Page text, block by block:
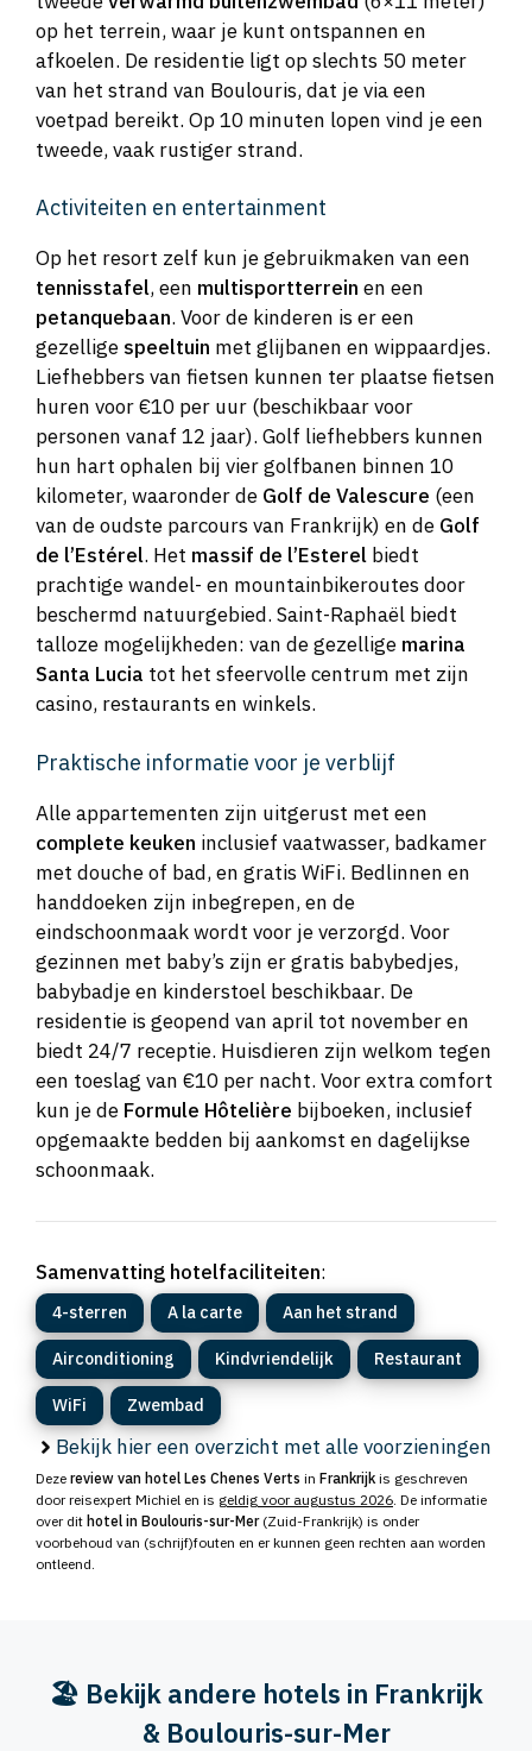
op het terrein, waar je kunt ontspannen en
afkoelen. De residentie ligt op slechts 50 meter
van het strand van Boulouris, dat je via een
voetpad bereikt. Op 10 minuten lopen vind je een
tweede, vaak rustiger strand.
Activiteiten en entertainment
Op het resort zelf kun je gebruikmaken van een
tennisstafel, een multisportterrein en een
petanquebaan. Voor de kinderen is er een
gezellige speeltuin met glijbanen en wippaardjes.
Liefhebbers van fietsen kunnen ter plaatse fietsen
huren voor €10 per uur (beschikbaar voor
personen vanaf 12 jaar). Golf liefhebbers kunnen
hun hart ophalen bij vier golfbanen binnen 10
kilometer, waaronder de Golf de Valescure (een
van de oudste parcours van Frankrijk) en de Golf
de l’Estérel. Het massif de l’Esterel biedt
prachtige wandel- en mountainbikeroutes door
beschermd natuurgebied. Saint-Raphaël biedt
talloze mogelijkheden: van de gezellige marina
Santa Lucia tot het sfeervolle centrum met zijn
casino, restaurants en winkels.
Praktische informatie voor je verblijf
Alle appartementen zijn uitgerust met een
complete keuken inclusief vaatwasser, badkamer
met douche of bad, en gratis WiFi. Bedlinnen en
handdoeken zijn inbegrepen, en de
eindschoonmaak wordt voor je verzorgd. Voor
gezinnen met baby’s zijn er gratis babybedjes,
babybadje en kinderstoel beschikbaar. De
residentie is geopend van april tot november en
biedt 24/7 receptie. Huisdieren zijn welkom tegen
een toeslag van €10 per nacht. Voor extra comfort
kun je de Formule Hôtelière bijboeken, inclusief
opgemaakte bedden bij aankomst en dagelijkse
schoonmaak.
Samenvatting hotelfaciliteiten:
4-sterren A la carte Aan het strand
Airconditioning Kindvriendelijk Restaurant
WiFi Zwembad
Bekijk hier een overzicht met alle voorzieningen
Deze review van hotel Les Chenes Verts in Frankrijk is geschreven
door reisexpert Michiel en is geldig voor augustus 2026 . De informatie
over dit hotel in Boulouris-sur-Mer(Zuid-Frankrijk) is onder
voorbehoud van (schrijf)fouten en er kunnen geen rechten aan worden
ontleend.
🏖️ Bekijk andere hotels in Frankrijk
& Boulouris-sur-Mer